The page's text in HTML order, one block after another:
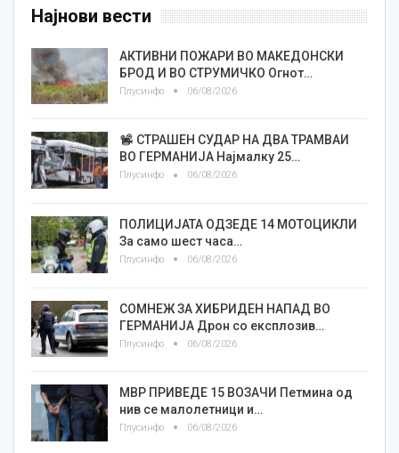
Најнови вести
АКТИВНИ ПОЖАРИ ВО МАКЕДОНСКИ
БРОД И ВО СТРУМИЧКО Огнот…
Плусинфо 06/08/2026
СТРАШЕН СУДАР НА ДВА ТРАМВАИ
ВО ГЕРМАНИЈА Најмалку 25…
Плусинфо 06/08/2026
ПОЛИЦИЈАТА ОДЗЕДЕ 14 МОТОЦИКЛИ
За само шест часа…
Плусинфо 06/08/2026
СОМНЕЖ ЗА ХИБРИДЕН НАПАД ВО
ГЕРМАНИЈА Дрон со експлозив…
Плусинфо 06/08/2026
МВР ПРИВЕДЕ 15 ВОЗАЧИ Петмина од
нив се малолетници и…
Плусинфо 06/08/2026